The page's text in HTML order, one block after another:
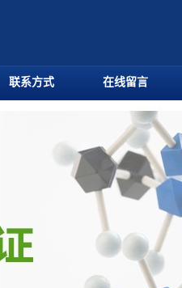
联系方式 在线留言